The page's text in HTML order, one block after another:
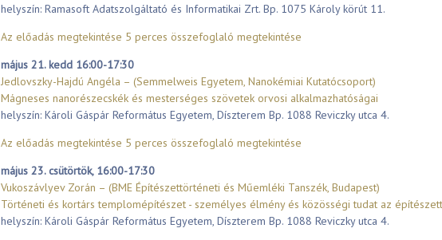
helyszín: Ramasoft Adatszolgáltató és Informatikai Zrt. Bp. 1075 Károly körút 11.
Az előadás megtekintése 5 perces összefoglaló megtekintése
május 21. kedd 16:00-17:30
Jedlovszky-Hajdú Angéla – (Semmelweis Egyetem, Nanokémiai Kutatócsoport)
Mágneses nanorészecskék és mesterséges szövetek orvosi alkalmazhatóságai
helyszín: Károli Gáspár Református Egyetem, Díszterem Bp. 1088 Reviczky utca 4.
Az előadás megtekintése 5 perces összefoglaló megtekintése
május 23. csütörtök, 16:00-17:30
Vukoszávlyev Zorán – (BME Építészettörténeti és Műemléki Tanszék, Budapest)
Történeti és kortárs templomépítészet - személyes élmény és közösségi tudat az
helyszín: Károli Gáspár Református Egyetem, Díszterem Bp. 1088 Reviczky utca 4.